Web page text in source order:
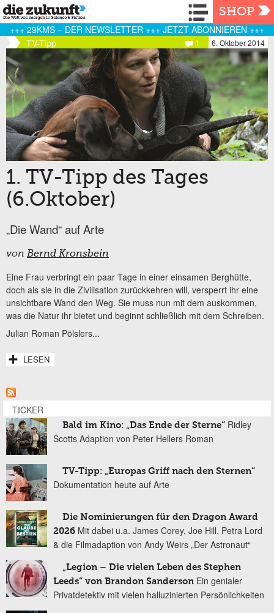
Navigation
SHOP
+++ 29KMS – DER NEWSLETTER +++ JETZT ABONNIEREN +++
TV-Tipp
6. Oktober 2014
1
1. TV-Tipp des Tages
(6.Oktober)
„Die Wand“ auf Arte
von Bernd Kronsbein
Eine Frau verbringt ein paar Tage in einer einsamen Berghütte,
doch als sie in die Zivilisation zurückkehren will, versperrt ihr eine
unsichtbare Wand den Weg. Sie muss nun mit dem auskommen,
was die Natur ihr bietet und beginnt schließlich mit dem Schreiben.
Julian Roman Pölslers...
LESEN
TICKER
Bald im Kino: „Das Ende der Sterne“ Ridley
Scotts Adaption von Peter Hellers Roman
TV-Tipp: „Europas Griff nach den Sternen“
Dokumentation heute auf Arte
Die Nominierungen für den Dragon Award
2026 Mit dabei u.a. James Corey, Joe Hill, Petra Lord
& die Filmadaption von Andy Weirs „Der Astronaut“
„Legion – Die vielen Leben des Stephen
Leeds“ von Brandon Sanderson Ein genialer
Privatdetektiv mit vielen halluzinierten Persönlichkeiten